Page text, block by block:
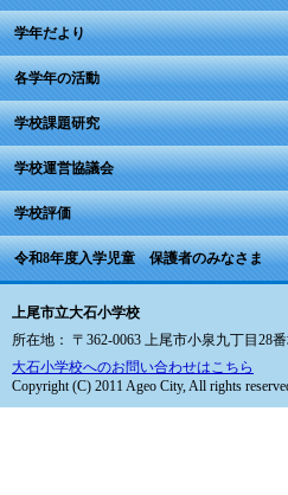
学年だより
各学年の活動
学校課題研究
学校運営協議会
学校評価
令和8年度入学児童 保護者のみなさま
上尾市立大石小学校
所在地： 〒362-0063 上尾市小泉九丁目28
大石小学校へのお問い合わせはこちら
Copyright (C) 2011 Ageo City, All rights